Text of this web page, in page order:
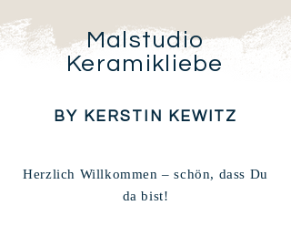
Malstudio
Keramikliebe
BY KERSTIN KEWITZ
Herzlich Willkommen – schön, dass Du
da bist!